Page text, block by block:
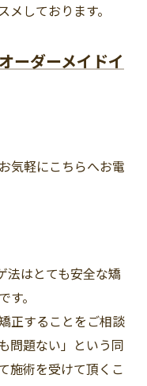
しております。
ーダーメイドイ
気軽にこちらへお電
法はとても安全な矯
。
正することをご相談
問題ない」という同
施術を受けて頂くこ